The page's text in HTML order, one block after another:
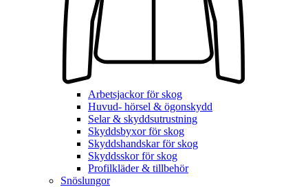
Arbetsjackor för skog
Huvud- hörsel & ögonskydd
Selar & skyddsutrustning
Skyddsbyxor för skog
Skyddshandskar för skog
Skyddsskor för skog
Profilkläder & tillbehör
Snöslungor